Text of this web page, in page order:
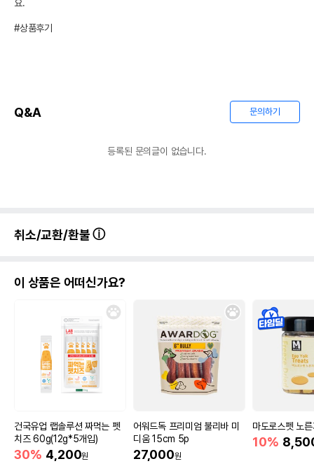
전화번호
요.
#상품후기
Q&A 문의하기
등록된 문의글이 없습니다.
취소/교환/환불
이 상품은 어떠신가요?
건국유업 랩솔루션 짜먹는 펫
치즈 60g(12g*5개입)
30% 4,200원
어워드독 프리미엄 불리바 미
디움 15cm 5p
27,000원
마도로스펫 노
10%